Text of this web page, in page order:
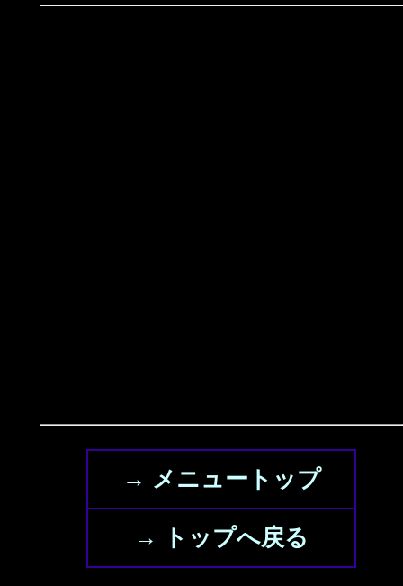
→ メニュートップ
→ トップへ戻る